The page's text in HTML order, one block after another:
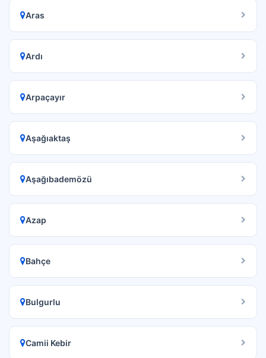
Aras
Ardı
Arpaçayır
Aşağıaktaş
Aşağıbademözü
Azap
Bahçe
Bulgurlu
Camii Kebir